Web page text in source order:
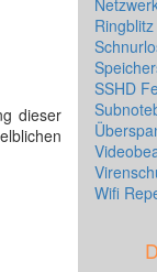
dieser
Ringblitz
SSHD
Wifi